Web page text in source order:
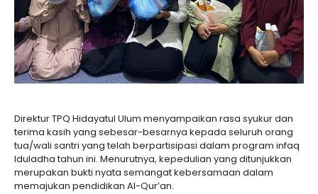
Direktur TPQ Hidayatul Ulum menyampaikan rasa syukur dan
terima kasih yang sebesar-besarnya kepada seluruh orang
tua/wali santri yang telah berpartisipasi dalam program infaq
Iduladha tahun ini. Menurutnya, kepedulian yang ditunjukkan
merupakan bukti nyata semangat kebersamaan dalam
memajukan pendidikan Al-Qur’an.